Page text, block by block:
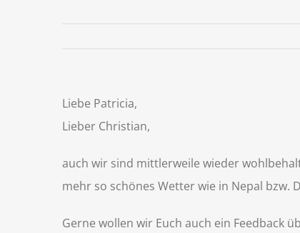
Liebe Patricia,
Lieber Christian,
auch wir sind mittlerweile wieder
mehr so schönes Wetter wie in Nepal bzw.
Gerne wollen wir Euch auch ein Feedback